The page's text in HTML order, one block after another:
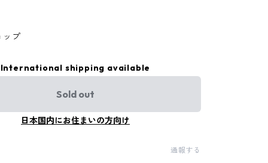
ップ
International shipping available
Sold out
日本国内にお住まいの方向け
通報する